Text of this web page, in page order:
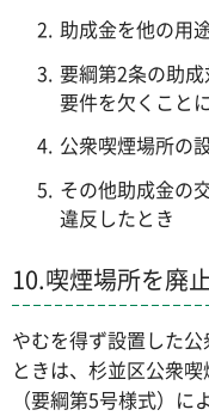
助成金を他の用
要綱第2条の助
要件を欠くこと
公衆喫煙場所の
その他助成金の
違反したとき
10.喫煙場所を廃
やむを得ず設置した
ときは、杉並区公衆
（要綱第5号様式）